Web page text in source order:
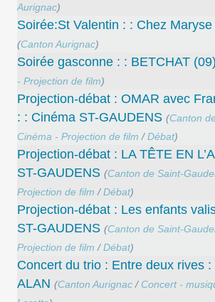
Aurignac)
Soirée:St Valentin : : Chez
(Canton Aurignac)
Soirée gasconne : : BETCHAT (09)
- Projection de film)
Projection-débat : OMAR avec
: : Cinéma ST-GAUDENS (Canton
Cinéma - Projection de film /Débat)
Projection-débat : LA TÊTE EN
ST-GAUDENS (Canton de Saint-
Projection de film /Débat)
Projection-débat : Les enfants
ST-GAUDENS (Canton de Saint-
Projection de film /Débat)
Concert du trio : Entre deux rives
ALAN (Canton Aurignac / Concert -